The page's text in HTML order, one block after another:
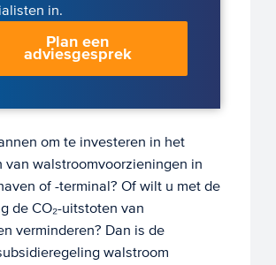
in.
Plan een
adviesgesprek
om te investeren in het
van walstroomvoorzieningen in
of -terminal? Of wilt u met de
de CO₂-uitstoten van
verminderen? Dan is de
walstroom